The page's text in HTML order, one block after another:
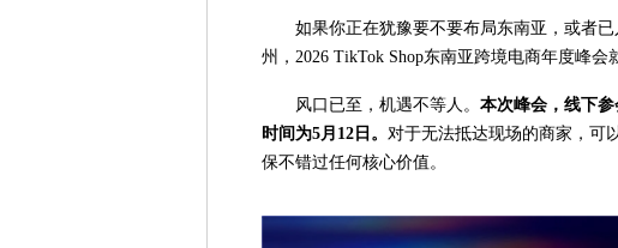
如果你正在犹豫要不要布局东南亚，或者
州，2026 TikTok Shop东南亚跨境电商年度峰会
风口已至，机遇不等人。 本次峰会，线下
时间为5月 12 日。 对于无法抵达现场的商家，可
保不错过任何核心价值。